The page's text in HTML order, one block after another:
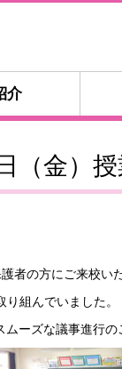
介
（金）
者の方にご来校い
組んでいました。
ーズな議事進行